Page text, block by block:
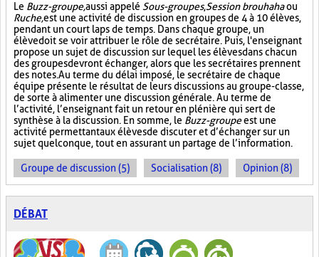
Le Buzz-groupe,aussi appelé Sous-groupes,Session brouhahaou
Ruche,est une activité de discussion en groupes de 4 à 10 élèves,
pendant un court laps de temps. Dans chaque groupe, un
élève doit se voir attribuer le rôle de secrétaire. Puis, l'enseignant
propose un sujet de discussion sur lequel les élèves dans chacun
des groupes devront échanger, alors que les secrétaires prennent
des notes. Au terme du délai imposé, le secrétaire de chaque
équipe présente le résultat de leurs discussions au groupe-classe,
de sorte à alimenter une discussion générale. Au terme de
l’activité, l’enseignant fait un retour en plénière qui sert de
synthèse à la discussion. En somme, le Buzz-groupeest une
activité permettant aux élèves de discuter et d’échanger sur un
sujet quelconque, tout en assurant un partage de l’information.
Groupe de discussion (5) Socialisation (8) Opinion (8)
DÉBAT